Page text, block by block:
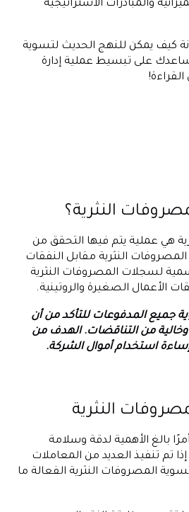
والمبادرات الاستراتيجية
كيف يمكن للنهج الحديث لتسوية
على تبسيط عملية إدارة
النثرية؟
هي عملية يتم فيها التحقق من
النثرية مقابل النفقات
لسجلات المصروفات النثرية
الأعمال الصغيرة والروتينية.
جميع المدفوعات للتأكد من أن
من التناقضات. الهدف من
استخدام أموال الشركة.
النثرية
بالغ الأهمية لدقة وسلامة
تم تنفيذ العديد من المعاملات
المصروفات النثرية الفعالة ما